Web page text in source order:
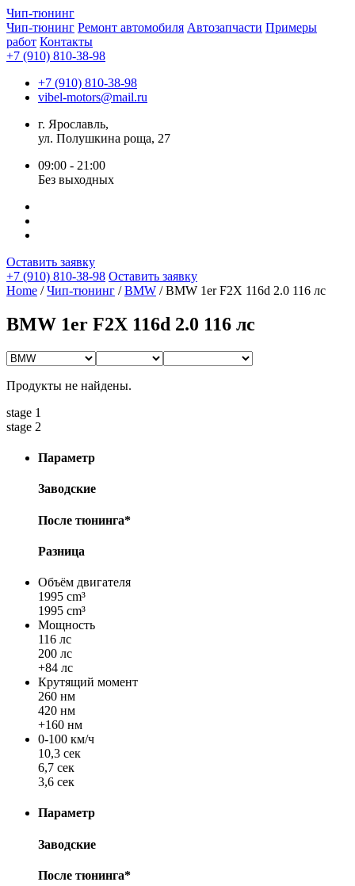
Чип-тюнинг
Чип-тюнинг Ремонт автомобиля Автозапчасти Примеры
работ Контакты
+7 (910) 810-38-98
+7 (910) 810-38-98
vibel-motors@mail.ru
г. Ярославль,
ул. Полушкина роща, 27
09:00 - 21:00
Без выходных
Оставить заявку
+7 (910) 810-38-98 Оставить заявку
Home /Чип-тюнинг /BMW / BMW 1er F2X 116d 2.0 116 лс
BMW 1er F2X 116d 2.0 116 лс
Продукты не найдены.
stage 1
stage 2
Параметр
Заводские
После тюнинга*
Разница
Объём двигателя
1995 cm³
1995 cm³
Мощность
116 лс
200 лс
+84 лс
Крутящий момент
260 нм
420 нм
+160 нм
0-100 км/ч
10,3 сек
6,7 сек
3,6 сек
Параметр
Заводские
После тюнинга*